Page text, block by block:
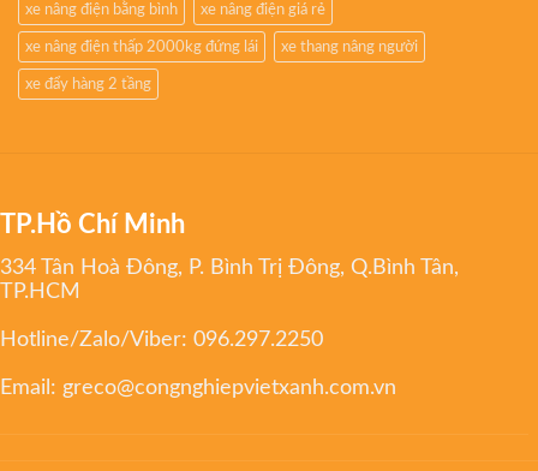
xe nâng điện bằng bình xe nâng điện giá rẻ
xe nâng điện thấp 2000kg đứng lái xe thang nâng người
xe đẩy hàng 2 tầng
TP.Hồ Chí Minh
334 Tân Hoà Đông, P. Bình Trị Đông, Q.Bình Tân,
TP.HCM
Hotline/Zalo/Viber: 096.297.2250
Email: greco@congnghiepvietxanh.com.vn